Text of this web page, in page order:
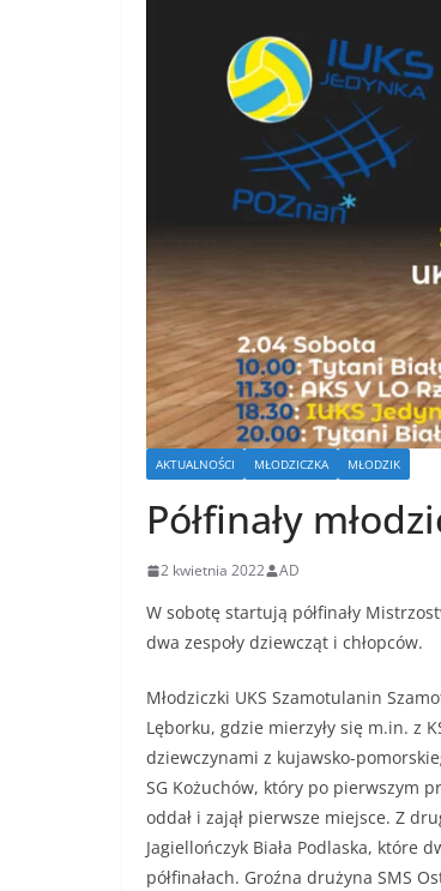
AKTUALNOŚCI MŁODZICZKA MŁODZIK
Półfinały
2 kwietnia 2022 AD
W sobotę startują półfinały
dwa zespoły dziewcząt i chłopców.
Młodziczki UKS Szamotulanin
Lęborku, gdzie mierzyły się m.in. z
dziewczynami z kujawsko-
SG Kożuchów, który po pierwszym
oddał i zajął pierwsze miejsce. Z
Jagiellończyk Biała Podlaska, które
półfinałach. Groźna drużyna SMS